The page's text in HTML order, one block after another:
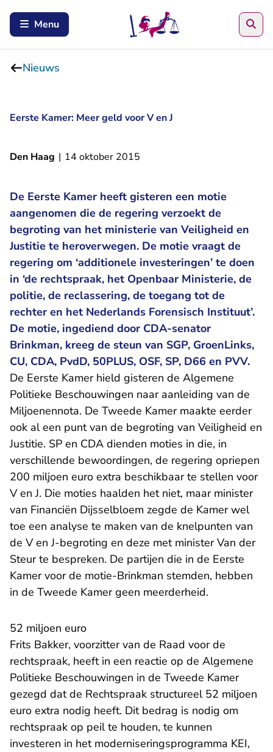
Menu
Nieuws
Eerste Kamer: Meer geld voor V en J
Den Haag | 14 oktober 2015
De Eerste Kamer heeft gisteren een motie
aangenomen die de regering verzoekt de
begroting van het ministerie van Veiligheid en
Justitie te heroverwegen. De motie vraagt de
regering om ‘additionele investeringen’ te doen
in ‘de rechtspraak, het Openbaar Ministerie, de
politie, de reclassering, de toegang tot de
rechter en het Nederlands Forensisch Instituut’.
De motie, ingediend door CDA-senator
Brinkman, kreeg de steun van SGP, GroenLinks,
CU, CDA, PvdD, 50PLUS, OSF, SP, D66 en PVV.
De Eerste Kamer hield gisteren de Algemene
Politieke Beschouwingen naar aanleiding van de
Miljoenennota. De Tweede Kamer maakte eerder
ook al een punt van de begroting van Veiligheid en
Justitie. SP en CDA dienden moties in die, in
verschillende bewoordingen, de regering opriepen
200 miljoen euro extra beschikbaar te stellen voor
V en J. Die moties haalden het niet, maar minister
van Financiën Dijsselbloem zegde de Kamer wel
toe een analyse te maken van de knelpunten van
de V en J-begroting en deze met minister Van der
Steur te bespreken. De partijen die in de Eerste
Kamer voor de motie-Brinkman stemden, hebben
in de Tweede Kamer geen meerderheid.
52 miljoen euro
Frits Bakker, voorzitter van de Raad voor de
rechtspraak, heeft in een reactie op de Algemene
Politieke Beschouwingen in de Tweede Kamer
gezegd dat de Rechtspraak structureel 52 miljoen
euro extra nodig heeft. Dit bedrag is nodig om
rechtspraak op peil te houden, te kunnen
investeren in het moderniseringsprogramma KEI,